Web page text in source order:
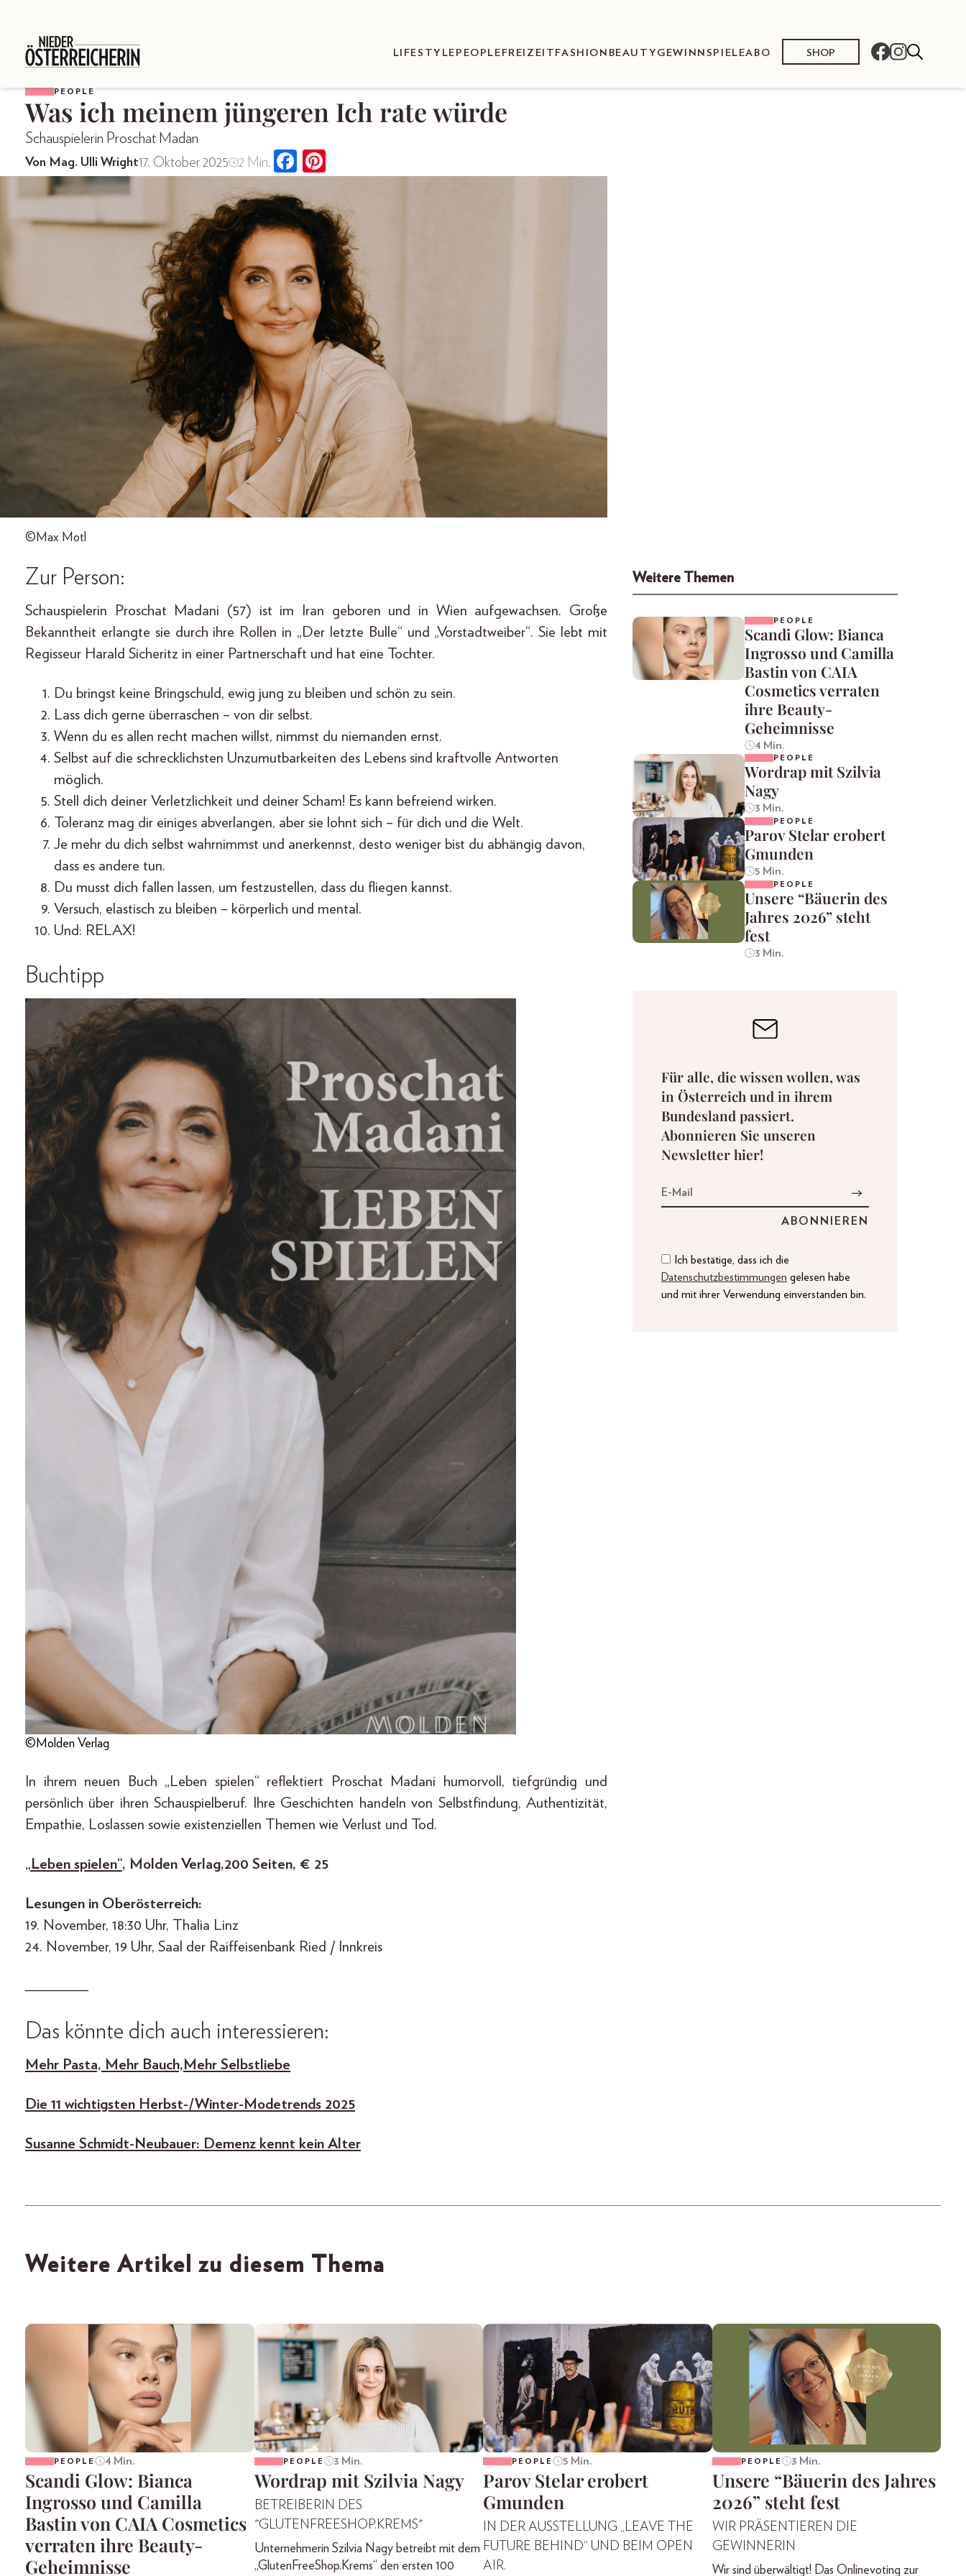
LIFESTYLE PEOPLE FREIZEIT FASHION BEAUTY GEWINNSPIELEABO SHOP
PEOPLE
Was ich meinem jüngeren Ich rate würde
Schauspielerin Proschat Madan
Von Mag. Ulli Wright17. Oktober 2025 2 Min.
©Max Motl
Zur Person:
Schauspielerin Proschat Madani (57) ist im Iran geboren und in Wien aufgewachsen. Große
Bekanntheit erlangte sie durch ihre Rollen in „Der letzte Bulle“ und „Vorstadtweiber“. Sie lebt mit
Regisseur Harald Sicheritz in einer Partnerschaft und hat eine Tochter.
Du bringst keine Bringschuld, ewig jung zu bleiben und schön zu sein.
Lass dich gerne überraschen – von dir selbst.
Wenn du es allen recht machen willst, nimmst du niemanden ernst.
Selbst auf die schrecklichsten Unzumutbarkeiten des Lebens sind kraftvolle Antworten
möglich.
Stell dich deiner Verletzlichkeit und deiner Scham! Es kann befreiend wirken.
Toleranz mag dir einiges abverlangen, aber sie lohnt sich – für dich und die Welt.
Je mehr du dich selbst wahrnimmst und anerkennst, desto weniger bist du abhängig davon,
dass es andere tun.
Du musst dich fallen lassen, um festzustellen, dass du fliegen kannst.
Versuch, elastisch zu bleiben – körperlich und mental.
Und: RELAX!
Buchtipp
©Molden Verlag
In ihrem neuen Buch „Leben spielen“ reflektiert Proschat Madani humorvoll, tiefgründig und
persönlich über ihren Schauspielberuf. Ihre Geschichten handeln von Selbstfindung, Authentizität,
Empathie, Loslassen sowie existenziellen Themen wie Verlust und Tod.
„Leben spielen“, Molden Verlag, 200 Seiten, € 25
Lesungen in Oberösterreich:
19. November, 18:30 Uhr, Thalia Linz
24. November, 19 Uhr, Saal der Raiffeisenbank Ried / Innkreis
________
Das könnte dich auch interessieren:
Mehr Pasta, Mehr Bauch, Mehr Selbstliebe
Die 11 wichtigsten Herbst-/Winter-Modetrends 2025
Susanne Schmidt-Neubauer: Demenz kennt kein Alter
Weitere Themen
PEOPLE
Scandi Glow: Bianca
Ingrosso und Camilla
Bastin von CAIA
Cosmetics verraten
ihre Beauty-
Geheimnisse
4 Min.
PEOPLE
Wordrap mit Szilvia
Nagy
3 Min.
PEOPLE
Parov Stelar erobert
Gmunden
5 Min.
PEOPLE
Unsere “Bäuerin des
Jahres 2026” steht
fest
3 Min.
Für alle, die wissen wollen, was
in Österreich und in ihrem
Bundesland passiert.
Abonnieren Sie unseren
Newsletter hier!
Ich bestätige, dass ich die
Datenschutzbestimmungen gelesen habe
und mit ihrer Verwendung einverstanden bin.
Weitere Artikel zu diesem Thema
PEOPLE 4 Min.
Scandi Glow: Bianca
Ingrosso und Camilla
Bastin von CAIA Cosmetics
verraten ihre Beauty-
Geheimnisse
PEOPLE 3 Min.
Wordrap mit Szilvia Nagy
BETREIBERIN DES
"GLUTENFREESHOP.KREMS"
Unternehmerin Szilvia Nagy betreibt mit dem
„GlutenFreeShop.Krems“ den ersten 100
PEOPLE 5 Min.
Parov Stelar erobert
Gmunden
IN DER AUSSTELLUNG „LEAVE THE
FUTURE BEHIND“ UND BEIM OPEN
AIR.
PEOPLE 3 Min.
Unsere “Bäuerin des Jahres
2026” steht fest
WIR PRÄSENTIEREN DIE
GEWINNERIN
Wir sind überwältigt! Das Onlinevoting zur